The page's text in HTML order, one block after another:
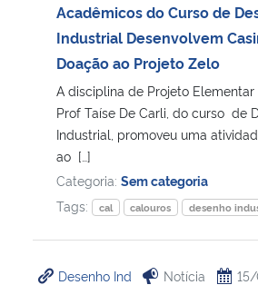
Ministério de Minas e Energia
Ministério da Ciência, Tecnologia, Inovações e
Ministério do Turismo
Ministério do Desenvolvimento Regional
Acadêmicos do Curso de
Industrial Desenvolvem
Doação ao Projeto Zelo
A disciplina de Projeto
Prof Taíse De Carli, do curso de
Industrial, promoveu uma
ao […]
Categoria: Sem categoria
Tags:
cal calouros desenho
Desenho Ind Notícia